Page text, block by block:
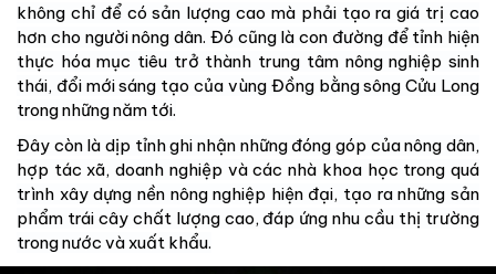
không chỉ để có sản lượng cao mà phải tạo ra giá trị cao
hơn cho người nông dân. Đó cũng là con đường để tỉnh hiện
thực hóa mục tiêu trở thành trung tâm nông nghiệp sinh
thái, đổi mới sáng tạo của vùng Đồng bằng sông Cửu Long
trong những năm tới.
Đây còn là dịp tỉnh ghi nhận những đóng góp của nông dân,
hợp tác xã, doanh nghiệp và các nhà khoa học trong quá
trình xây dựng nền nông nghiệp hiện đại, tạo ra những sản
phẩm trái cây chất lượng cao, đáp ứng nhu cầu thị trường
trong nước và xuất khẩu.